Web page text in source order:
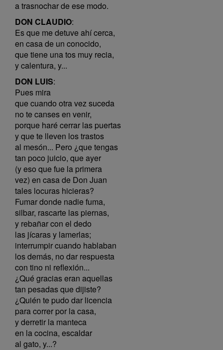
a trasnochar de ese modo.
DON CLAUDIO:
Es que me detuve ahí cerca,
en casa de un conocido,
que tiene una tos muy recia,
y calentura, y...
DON LUIS:
Pues mira
que cuando otra vez suceda
no te canses en venir,
porque haré cerrar las puertas
y que te lleven los trastos
al mesón... Pero ¿que tengas
tan poco juicio, que ayer
(y eso que fue la primera
vez) en casa de Don Juan
tales locuras hicieras?
Fumar donde nadie fuma,
silbar, rascarte las piernas,
y rebañar con el dedo
las jícaras y lamerlas;
interrumpir cuando hablaban
los demás, no dar respuesta
con tino ni reflexión...
¿Qué gracias eran aquellas
tan pesadas que dijiste?
¿Quién te pudo dar licencia
para correr por la casa,
y derretir la manteca
en la cocina, escaldar
al gato, y...?